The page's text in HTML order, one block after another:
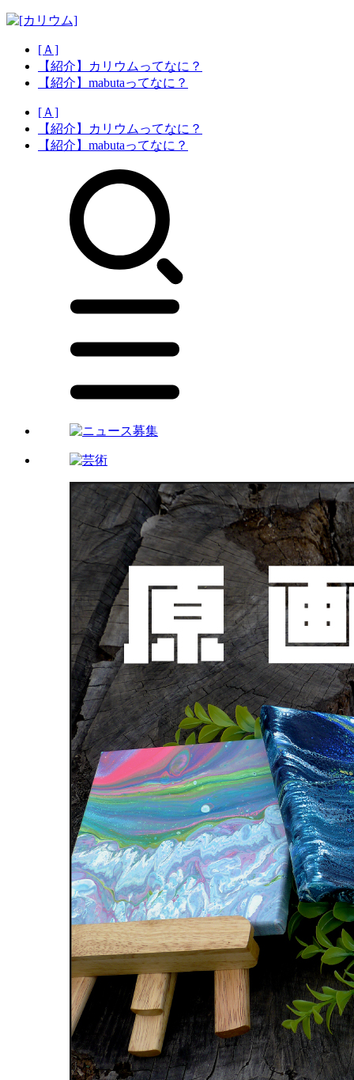
[Ａ]
【紹介】カリウムってなに？
【紹介】mabutaってなに？
[Ａ]
【紹介】カリウムってなに？
【紹介】mabutaってなに？